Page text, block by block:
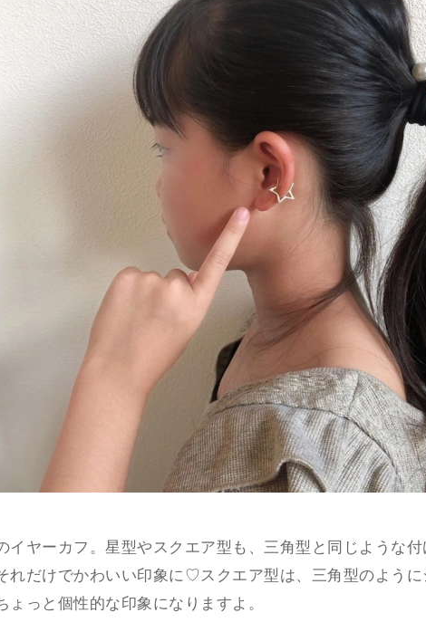
イヤーカフ。星型やスクエア型も、三角型と同じような
れだけでかわいい印象に♡スクエア型は、三角型のよう
ょっと個性的な印象になりますよ。